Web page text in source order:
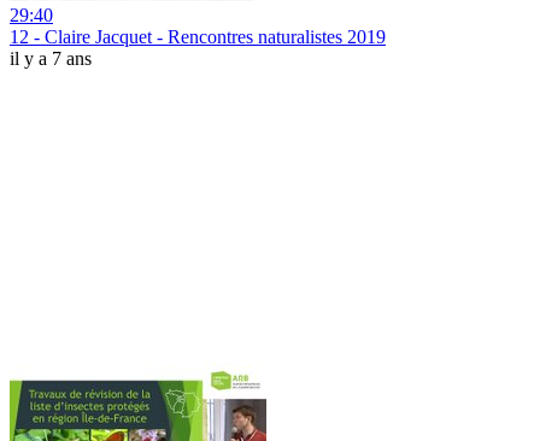
29:40
12 - Claire Jacquet - Rencontres naturalistes 2019
il y a 7 ans